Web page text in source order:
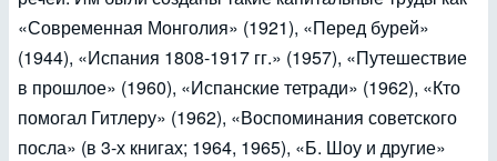
«Современная Монголия» (1921), «Перед бурей»
(1944), «Испания 1808-1917 гг.» (1957), «Путешествие
в прошлое» (1960), «Испанские тетради» (1962), «Кто
помогал Гитлеру» (1962), «Воспоминания советского
посла» (в 3-х книгах; 1964, 1965), «Б. Шоу и другие»